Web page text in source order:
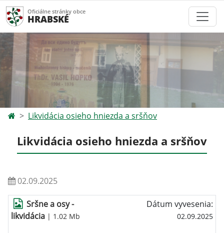
Oficiálne stránky obce
HRABSKÉ
Likvidácia osieho hniezda a sršňov
Likvidácia osieho hniezda a sršňov
02.09.2025
Sršne a osy -
likvidácia | 1.02 Mb
Dátum vyvesenia:
02.09.2025